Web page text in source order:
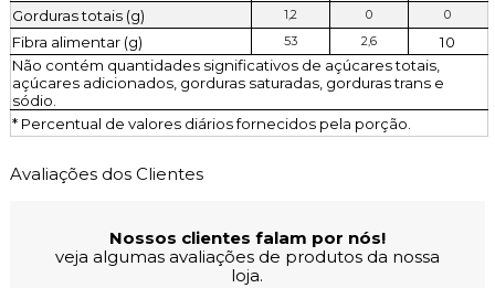
Gorduras totais (g) 1,2 0 0
Fibra alimentar (g) 53 2,6
10
Não contém quantidades significativos de açúcares totais,
açúcares adicionados, gorduras saturadas, gorduras trans e
sódio.
* Percentual de valores diários fornecidos pela porção.
Avaliações dos Clientes
Nossos clientes falam por nós!
veja algumas avaliações de produtos da nossa
loja.